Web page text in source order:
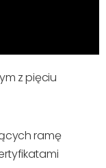
z pięciu
ramę